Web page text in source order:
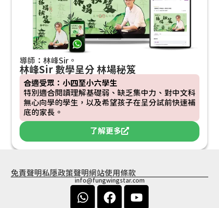
導師：林峰Sir。
林峰Sir 數學呈分 林場秘笈
合適受眾：小四至小六學生
特別適合閱讀理解基礎弱、缺乏集中力、對中文科
無心向學的學生，以及希望孩子在呈分試前快速補
底的家長。
了解更多
免責聲明私隱政策聲明網站使用條款
info@fungwingstar.com